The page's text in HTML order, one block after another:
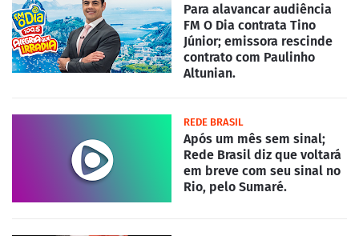
Para alavancar audiência
FM O Dia contrata Tino
Júnior; emissora rescinde
contrato com Paulinho
Altunian.
REDE BRASIL
Após um mês sem sinal;
Rede Brasil diz que voltará
em breve com seu sinal no
Rio, pelo Sumaré.